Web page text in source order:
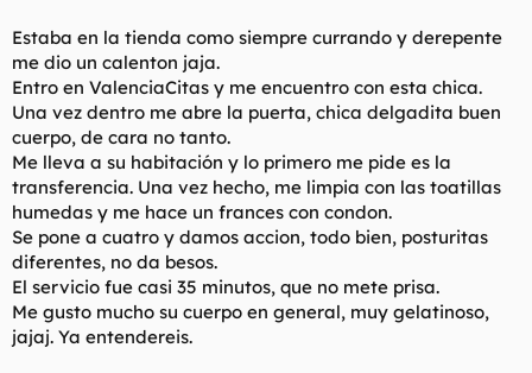
Estaba en la tienda como siempre currando y derepente
me dio un calenton jaja.
Entro en ValenciaCitas y me encuentro con esta chica.
Una vez dentro me abre la puerta, chica delgadita buen
cuerpo, de cara no tanto.
Me lleva a su habitación y lo primero me pide es la
transferencia. Una vez hecho, me limpia con las toatillas
humedas y me hace un frances con condon.
Se pone a cuatro y damos accion, todo bien, posturitas
diferentes, no da besos.
El servicio fue casi 35 minutos, que no mete prisa.
Me gusto mucho su cuerpo en general, muy gelatinoso,
jajaj. Ya entendereis.